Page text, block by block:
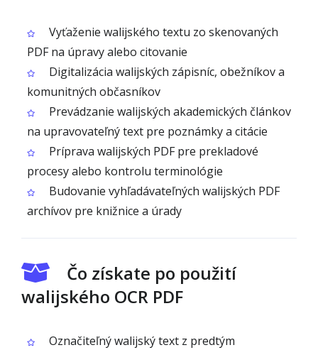
Vyťaženie walijského textu zo skenovaných
PDF na úpravy alebo citovanie
Digitalizácia walijských zápisníc, obežníkov a
komunitných občasníkov
Prevádzanie walijských akademických článkov
na upravovateľný text pre poznámky a citácie
Príprava walijských PDF pre prekladové
procesy alebo kontrolu terminológie
Budovanie vyhľadávateľných walijských PDF
archívov pre knižnice a úrady
Čo získate po použití
walijského OCR PDF
Označiteľný walijský text z predtým